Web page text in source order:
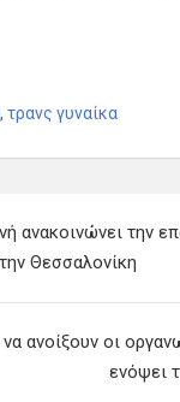
, τρανς γυναίκα
ανακοινώνει την
Θεσσαλονίκη
ανοίξουν οι
ενόψει